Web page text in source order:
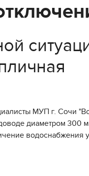
МУП г. Сочи
диаметром 300